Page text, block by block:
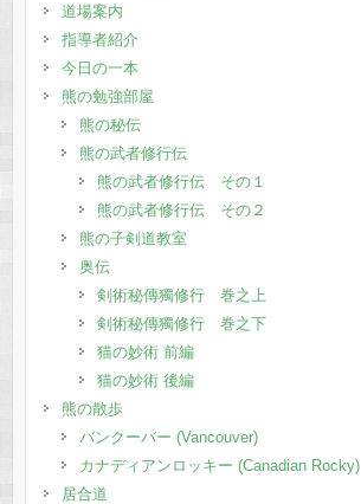
道場案内
指導者紹介
今日の一本
熊の勉強部屋
熊の秘伝
熊の武者修行伝
熊の武者修行伝 その１
熊の武者修行伝 その２
熊の子剣道教室
奥伝
剣術秘傳獨修行 巻之上
剣術秘傳獨修行 巻之下
猫の妙術 前編
猫の妙術 後編
熊の散歩
バンクーバー (Vancouver)
カナディアンロッキー (Canadian Rocky)
居合道